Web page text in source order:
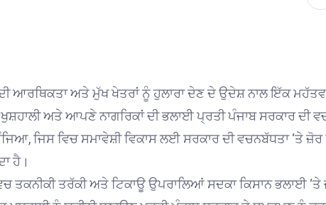
ਆਰਥਿਕਤਾ ਅਤੇ ਮੁੱਖ ਖੇਤਰਾਂ ਨੂੰ ਹੁਲਾਰਾ ਦੇਣ ਦੇ ਉਦੇਸ਼ ਨਾਲ ਇੱਕ
ਅਤੇ ਆਪਣੇ ਨਾਗਰਿਕਾਂ ਦੀ ਭਲਾਈ ਪ੍ਰਤੀ ਪੰਜਾਬ ਸਰਕਾਰ ਦੀ
ਜਿਸ ਵਿਚ ਸਮਾਵੇਸ਼ੀ ਵਿਕਾਸ ਲਈ ਸਰਕਾਰ ਦੀ ਵਚਨਬੱਧਤਾ ‘ਤੇ
ਹੈ।
ਤਕਨੀਕੀ ਤਰੱਕੀ ਅਤੇ ਟਿਕਾਊ ਉਪਰਾਲਿਆਂ ਸਦਕਾ ਕਿਸਾਨ ਭਲਾਈ